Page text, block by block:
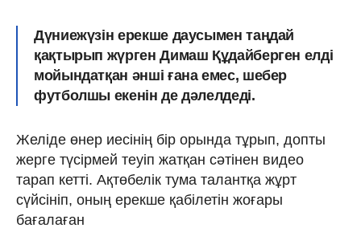
Дүниежүзін ерекше даусымен таңдай
қақтырып жүрген Димаш Құдайберген елді
мойындатқан әнші ғана емес, шебер
футболшы екенін де дәлелдеді.
Желіде өнер иесінің бір орында тұрып, допты
жерге түсірмей теуіп жатқан сәтінен видео
тарап кетті. Ақтөбелік тума талантқа жұрт
сүйсініп, оның ерекше қабілетін жоғары
бағалаған